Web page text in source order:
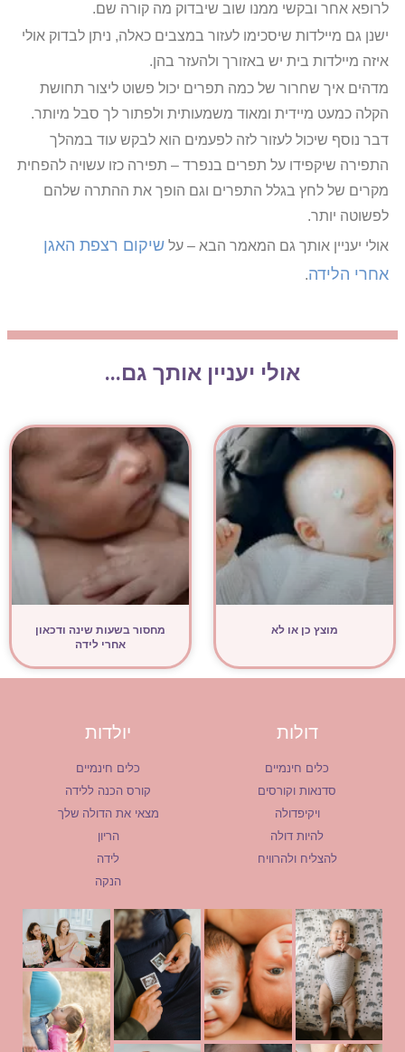
לרופא אחר ובקשי ממנו שוב שיבדוק מה קורה שם.
ישנן גם מיילדות שיסכימו לעזור במצבים כאלה, ניתן לבדוק אולי
איזה מיילדות בית יש באזורך ולהעזר בהן.
מדהים איך שחרור של כמה תפרים יכול פשוט ליצור תחושת
הקלה כמעט מיידית ומאוד משמעותית ולפתור לך סבל מיותר.
דבר נוסף שיכול לעזור לזה לפעמים הוא לבקש עוד במהלך
התפירה שיקפידו על תפרים בנפרד – תפירה כזו עשויה להפחית
מקרים של לחץ בגלל התפרים וגם הופך את ההתרה שלהם
לפשוטה יותר.
אולי יעניין אותך גם המאמר הבא – על שיקום רצפת האגן
אחרי הלידה.
אולי יעניין אותך גם...
מוצץ כן או לא
מחסור בשעות שינה ודכאון
אחרי לידה
דולות
כלים חינמיים
סדנאות וקורסים
ויקיפדולה
להיות דולה
להצליח ולהרוויח
יולדות
כלים חינמיים
קורס הכנה ללידה
מצאי את הדולה שלך
הריון
לידה
הנקה